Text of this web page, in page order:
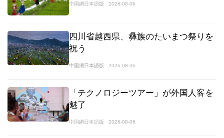
中国網日本語版 2026-08-06
四川省越西県、彝族のたいまつ祭りを
祝う
中国網日本語版 2026-08-06
「テクノロジーツアー」が外国人客を
魅了
中国網日本語版 2026-08-06